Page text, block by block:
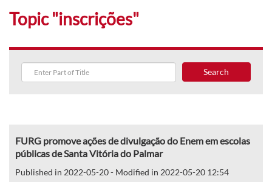
Topic "inscrições"
Search
FURG promove ações de divulgação do Enem em escolas
públicas de Santa Vitória do Palmar
Published in 2022-05-20 - Modified in 2022-05-20 12:54